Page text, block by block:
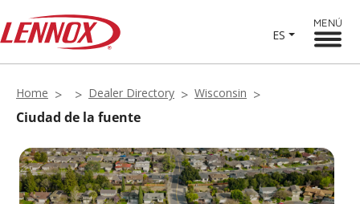
ES
MENÚ
Home Dealer Directory Wisconsin
Ciudad de la fuente